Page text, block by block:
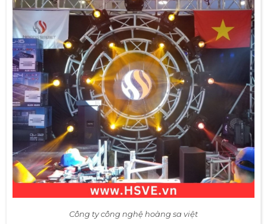
Công ty công nghệ hoàng sa việt